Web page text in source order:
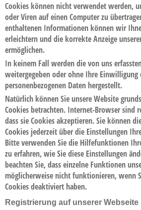
Cookies können nicht verwendet werden,
oder Viren auf einen Computer zu
enthaltenen Informationen können wir
erleichtern und die korrekte Anzeige
ermöglichen.
In keinem Fall werden die von uns
weitergegeben oder ohne Ihre
personenbezogenen Daten hergestellt.
Natürlich können Sie unsere Website
Cookies betrachten. Internet-Browser sind
dass sie Cookies akzeptieren. Sie können
Cookies jederzeit über die Einstellungen
Bitte verwenden Sie die Hilfefunktionen
zu erfahren, wie Sie diese Einstellungen
beachten Sie, dass einzelne Funktionen
möglicherweise nicht funktionieren, wenn
Cookies deaktiviert haben.
Registrierung auf unserer Webseite